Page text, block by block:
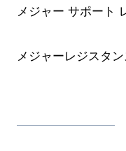
メジャー サポート
メジャーレジスタ